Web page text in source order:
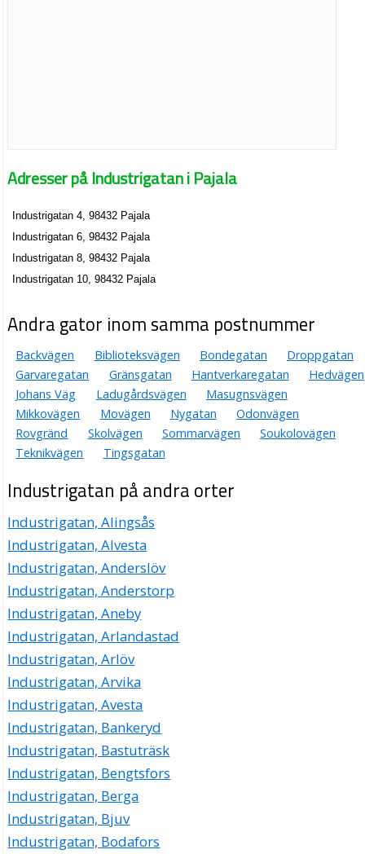
Adresser på Industrigatan i Pajala
Industrigatan 4, 98432 Pajala
Industrigatan 6, 98432 Pajala
Industrigatan 8, 98432 Pajala
Industrigatan 10, 98432 Pajala
Andra gator inom samma postnummer
Backvägen Biblioteksvägen Bondegatan
Droppgatan
Garvaregatan
Gränsgatan Hantverkaregatan
Hedvägen
Johans Väg
Ladugårdsvägen
Masugnsvägen
Mikkovägen
Movägen Nygatan
Odonvägen
Rovgränd
Skolvägen Sommarvägen
Soukolovägen
Teknikvägen
Tingsgatan
Industrigatan på andra orter
Industrigatan, Alingsås
Industrigatan, Alvesta
Industrigatan, Anderslöv
Industrigatan, Anderstorp
Industrigatan, Aneby
Industrigatan, Arlandastad
Industrigatan, Arlöv
Industrigatan, Arvika
Industrigatan, Avesta
Industrigatan, Bankeryd
Industrigatan, Bastuträsk
Industrigatan, Bengtsfors
Industrigatan, Berga
Industrigatan, Bjuv
Industrigatan, Bodafors